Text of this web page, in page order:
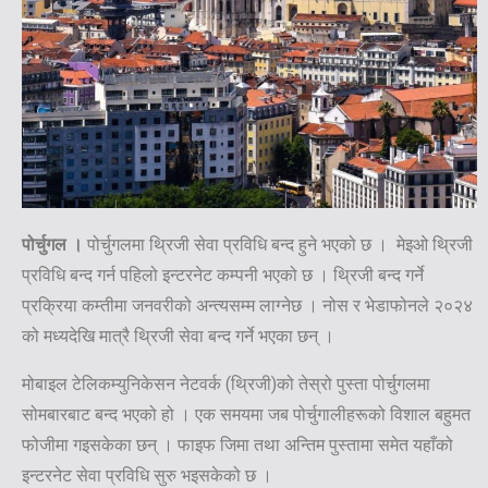
पोर्चुगल । पोर्चुगलमा थ्रिजी सेवा प्रविधि बन्द हुने भएको छ । मेइओ थ्रिजी
प्रविधि बन्द गर्न पहिलो इन्टरनेट कम्पनी भएको छ । थ्रिजी बन्द गर्ने
प्रक्रिया कम्तीमा जनवरीको अन्त्यसम्म लाग्नेछ । नोस र भेडाफोनले २०२४
को मध्यदेखि मात्रै थ्रिजी सेवा बन्द गर्ने भएका छन् ।
मोबाइल टेलिकम्युनिकेसन नेटवर्क (थ्रिजी)को तेस्रो पुस्ता पोर्चुगलमा
सोमबारबाट बन्द भएको हो । एक समयमा जब पोर्चुगालीहरूको विशाल बहुमत
फोजीमा गइसकेका छन् । फाइफ जिमा तथा अन्तिम पुस्तामा समेत यहाँको
इन्टरनेट सेवा प्रविधि सुरु भइसकेको छ ।